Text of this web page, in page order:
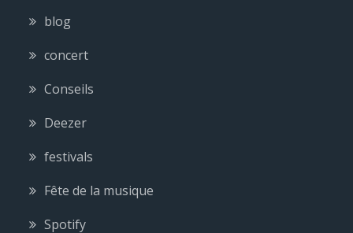
blog
concert
Conseils
Deezer
festivals
Fête de la musique
Spotify